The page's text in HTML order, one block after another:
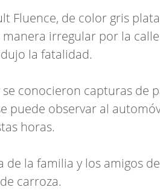
Fluence, de color gris
irregular por la
la fatalidad.
conocieron capturas de
puede observar al
horas.
de la familia y los amigos
carroza.